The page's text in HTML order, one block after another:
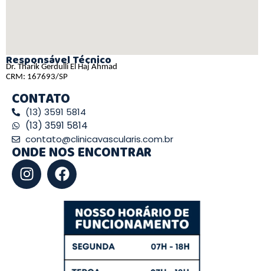
Responsável Técnico
Dr. Tharik Gerdulli El Haj Ahmad
CRM: 167693/SP
CONTATO
(13) 3591 5814
(13) 3591 5814
contato@clinicavascularis.com.br
ONDE NOS ENCONTRAR